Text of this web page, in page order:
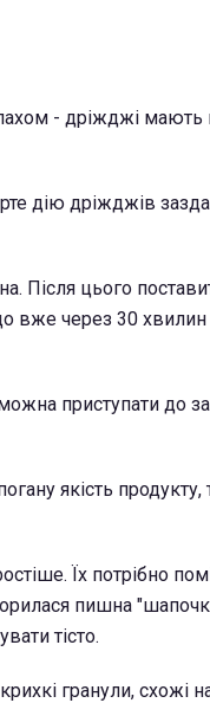
- дріжджі
дію дріжджів
Після цього
вже через 30
приступати до
якість продукту,
Їх потрібно
пишна
тісто.
гранули, схожі